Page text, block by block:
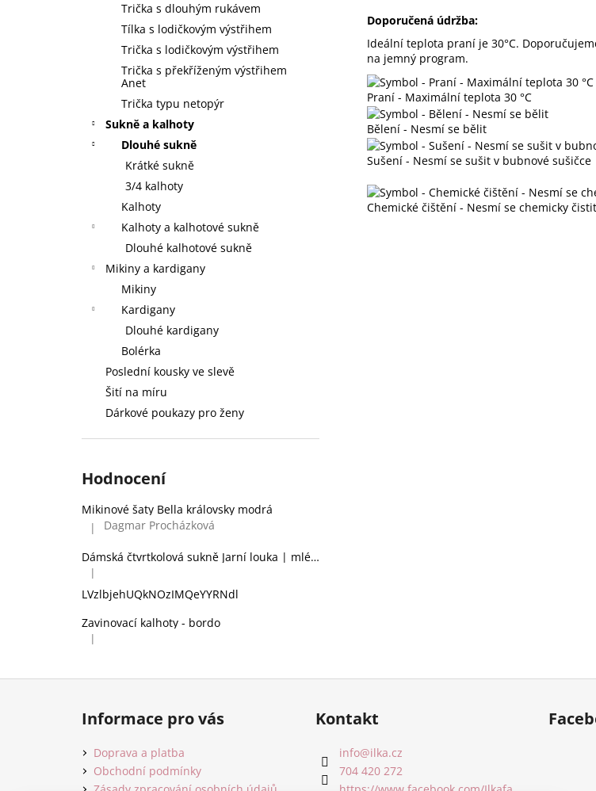
Trička s dlouhým rukávem
Tílka s lodičkovým výstřihem
Trička s lodičkovým výstřihem
Trička s překříženým výstřihem
Anet
Trička typu netopýr
Sukně a kalhoty
Dlouhé sukně
Krátké sukně
3/4 kalhoty
Kalhoty
Kalhoty a kalhotové sukně
Dlouhé kalhotové sukně
Mikiny a kardigany
Mikiny
Kardigany
Dlouhé kardigany
Bolérka
Poslední kousky ve slevě
Šití na míru
Dárkové poukazy pro ženy
Hodnocení
Mikinové šaty Bella královsky modrá
Hodnocení produktu je 5 z 5 hvězdiček.
| Dagmar Procházková
Dámská čtvrtkolová sukně Jarní louka | mléčné hedvábí
Hodnocení produktu je 2 z 5 hvězdiček.
|
LVzlbjehUQkNOzIMQeYYRNdl
Zavinovací kalhoty - bordo
Hodnocení produktu je 5 z 5 hvězdiček.
|
Doporučená údržba:
Ideální teplota praní je 30°C.
na jemný program.
Praní - Maximální teplota 30 °C
Bělení - Nesmí se bělit
Sušení - Nesmí se sušit v bubnové sušičce
Chemické čištění - Nesmí se chemicky čistit
Z
Informace pro vás
Doprava a platba
Obchodní podmínky
Kontakt
info@ilka.cz
704 420 272